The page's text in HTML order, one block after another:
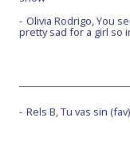
Olivia Rodrigo, You
pretty sad for a girl so
Rels B, Tu vas sin (fav)